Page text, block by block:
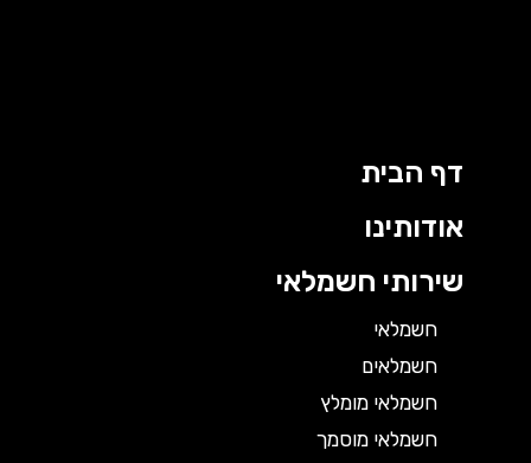
דף הבית
אודותינו
שירותי חשמלאי
חשמלאי
חשמלאים
חשמלאי מומלץ
חשמלאי מוסמך